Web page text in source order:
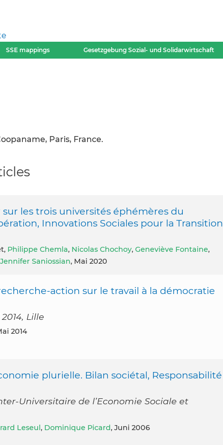
SSE mappings Gesetzgebung Sozial- und Solidarwirtschaft
Paris, France.
les trois universités éphémères du
Innovations Sociales pour la Transition
Philippe Chemla, Nicolas Chochoy, Geneviève Fontaine,
Jennifer Saniossian, Mai 2020
action sur le travail à la démocratie
Lille
2014
plurielle. Bilan sociétal, Responsabilité
Universitaire de l’Economie Sociale et
Leseul, Dominique Picard, Juni 2006